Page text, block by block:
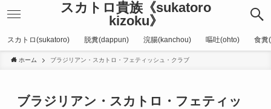
スカトロ貴族《sukatoro
kizoku》
スカトロ(sukatoro) 脱糞(dappun) 浣腸(kanchou) 嘔吐(ohto) 食糞
ホーム ブラジリアン・スカトロ・フェティッシュ・クラブ
ブラジリアン・スカトロ・フェティッ